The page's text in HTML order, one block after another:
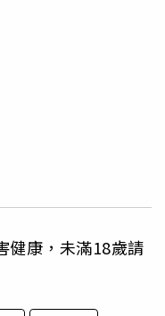
健康，未滿18歲請